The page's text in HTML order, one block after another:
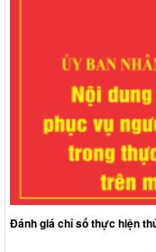
Đánh giá chỉ số thực hiện